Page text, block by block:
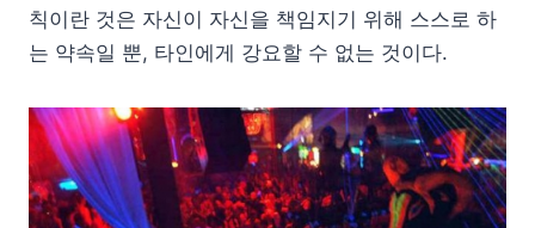
칙이란 것은 자신이 자신을 책임지기 위해 스스로 하
는 약속일 뿐, 타인에게 강요할 수 없는 것이다.